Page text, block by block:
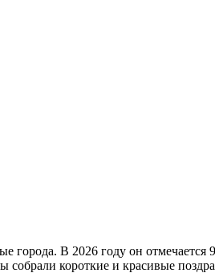
В 2026 году он отмечается
короткие и красивые